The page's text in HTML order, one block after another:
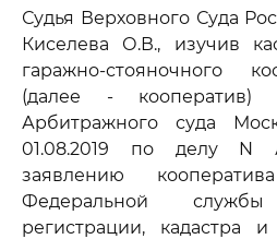
Судья Верховного Суда
Киселева О.В., изучив
гаражно-стояночного
(далее - кооператив)
Арбитражного суда
01.08.2019 по делу N
заявлению
Федеральной службы
регистрации, кадастра